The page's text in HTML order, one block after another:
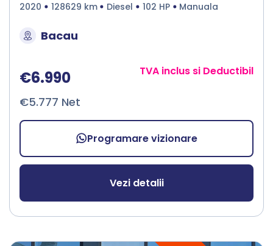
2020 128629 km Diesel 102 HP Manuala
Bacau
€6.990
€5.777 Net
TVA inclus si Deductibil
Programare vizionare
Vezi detalii